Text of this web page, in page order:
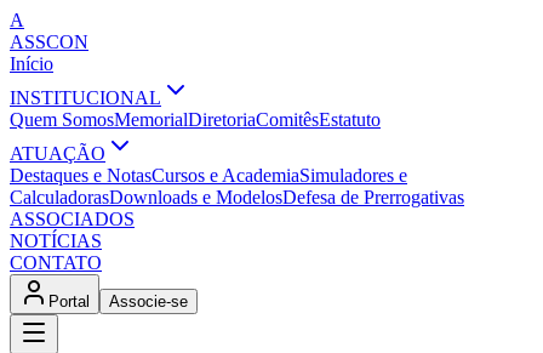
A
ASSCON
Início
INSTITUCIONAL
Quem SomosMemorialDiretoriaComitêsEstatuto
ATUAÇÃO
Destaques e NotasCursos e AcademiaSimuladores e
CalculadorasDownloads e ModelosDefesa de Prerrogativas
ASSOCIADOS
NOTÍCIAS
CONTATO
Portal Associe-se